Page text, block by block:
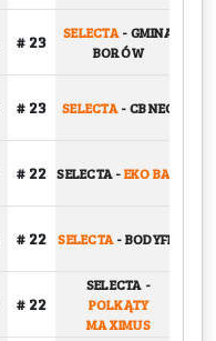
# 23 SELECTA-GMINA
BORÓW
# 23 SELECTA-CB NEO
# 22 SELECTA-EKO BAU
# 22 SELECTA-BODYFIT
# 22
SELECTA -
POLKĄTY
MAXIMUS